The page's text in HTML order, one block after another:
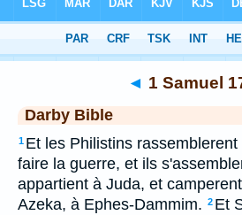
> 1 Samuel 17
◄ 1 Samuel
Darby Bible
1 Et les Philistins
faire la guerre, et ils
appartient à Juda, et
Azeka, à Ephes-Dammim. 2 Et